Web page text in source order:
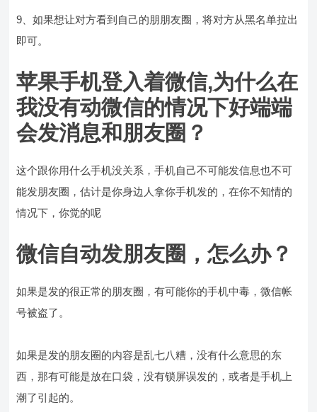
9、如果想让对方看到自己的朋朋友圈，将对方从黑名单拉出
即可。
苹果手机登入着微信,为什么在
我没有动微信的情况下好端端
会发消息和朋友圈？
这个跟你用什么手机没关系，手机自己不可能发信息也不可
能发朋友圈，估计是你身边人拿你手机发的，在你不知情的
情况下，你觉的呢
微信自动发朋友圈，怎么办？
如果是发的很正常的朋友圈，有可能你的手机中毒，微信帐
号被盗了。
如果是发的朋友圈的内容是乱七八糟，没有什么意思的东
西，那有可能是放在口袋，没有锁屏误发的，或者是手机上
潮了引起的。